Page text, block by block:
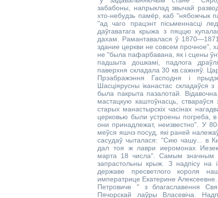
забабоны, напрыклад звычай
хто-небудзь памёр, каб "нябожчык
"ад чаго працэнт пісьменнасці
даўгаватага крыжа з пяццю
дахам. Рамантавалася ў
здание церкви не совсем прочное",
не "была пафарбавана, як і сцены
падшыта дошкамі, падлога
паверхня складала 30 кв.сажняў.
Прэабражэння Гасподня і
Шасціярусны іканастас складаўся
была пакрыта пазалотай.
мастацкую каштоўнасць,
старых манастырскіх часінах
церковью были устроены погреба,
они принадлежат, неизвестно". У
меўся яшчэ посуд, які раней
сасудаў чыталася: "Сию чашу... в
дал тоя ж лаври иеромонах
марта 18 числа". Самым значным
запрастольны крыж. З надпісу на
державе пресветлого короля
императрице Екатерине
Петровиче " з благаславення
Пячорскай лаўры Власевіча.